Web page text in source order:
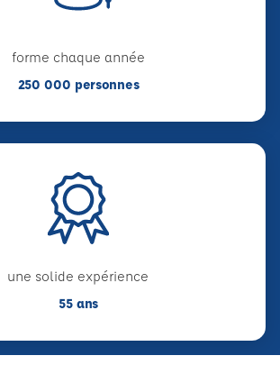
forme chaque année
250 000 personnes
une solide expérience
55 ans